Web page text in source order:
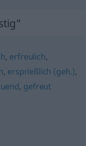
, erfreulich,
, ersprießlich (geh.),
, gefreut